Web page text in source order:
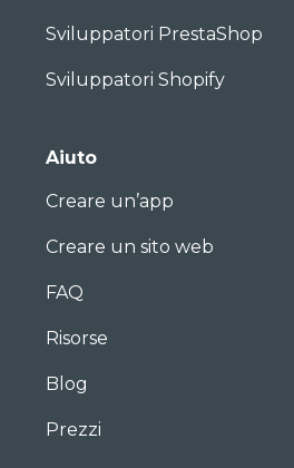
Sviluppatori PrestaShop
Sviluppatori Shopify
Aiuto
Creare un’app
Creare un sito web
FAQ
Risorse
Blog
Prezzi